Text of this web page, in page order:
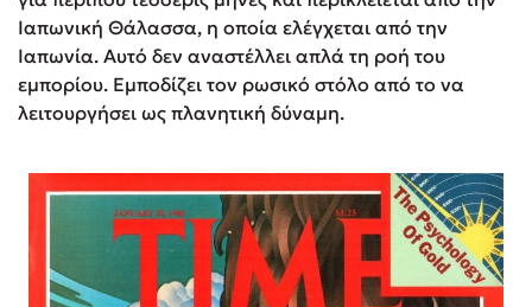
Ιαπωνική Θάλασσα, η οποία ελέγχεται από την
Ιαπωνία. Αυτό δεν αναστέλλει απλά τη ροή του
εμπορίου. Εμποδίζει τον ρωσικό στόλο από το να
λειτουργήσει ως πλανητική δύναμη.